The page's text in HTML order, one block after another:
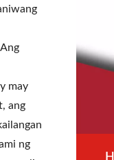
may
ang
ng